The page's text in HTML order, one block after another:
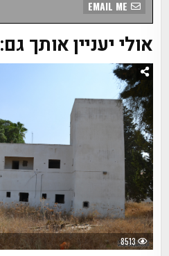
אולי יעניין אותך גם:
8513